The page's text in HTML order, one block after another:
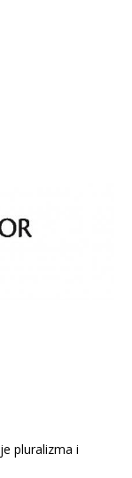
pluralizma i